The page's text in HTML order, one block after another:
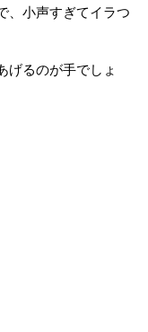
、小声すぎてイラつ
げるのが手でしょ